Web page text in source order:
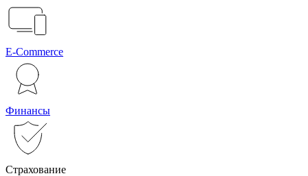
E-Commerce
Финансы
Страхование